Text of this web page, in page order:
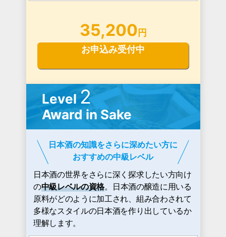
35,200 円
お申込み受付中
Level 2
Award in Sake
日本酒の知識をさらに深めたい方に
おすすめの中級レベル
日本酒の世界をさらに深く探求したい方向け
の中級レベルの資格。日本酒の醸造に用いる
原料がどのように加工され、組み合わされて
多様なスタイルの日本酒を作り出しているか
理解します。